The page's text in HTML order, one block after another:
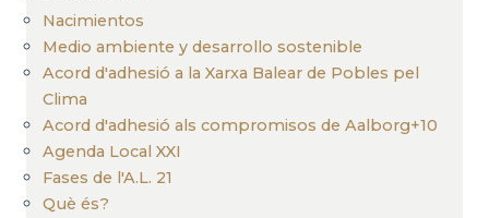
Nacimientos
Medio ambiente y desarrollo sostenible
Acord d'adhesió a la Xarxa Balear de Pobles pel
Clima
Acord d'adhesió als compromisos de Aalborg+10
Agenda Local XXI
Fases de l'A.L. 21
Què és?